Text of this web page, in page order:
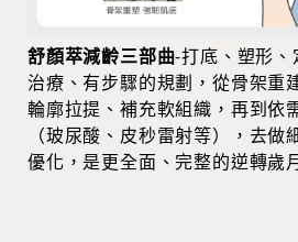
舒顏萃減齡三部曲-打底、塑形
治療、有步驟的規劃，從骨架重
輪廓拉提、補充軟組織，再到依
（玻尿酸、皮秒雷射等），去
優化，是更全面、完整的逆轉歲